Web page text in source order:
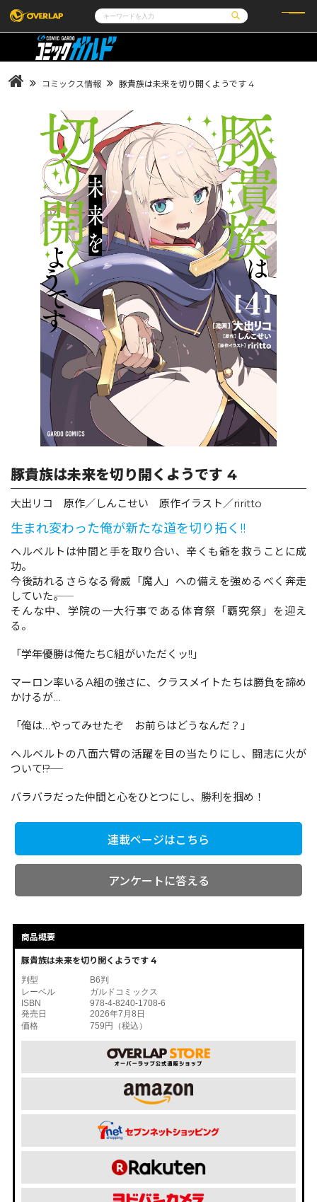
コミック
LiQulle
ライトノベル
ノベルスf
ポケットモンスター
アニメ
ゲーム
オーバーラップ広報室
企業
会社概要
採用情報
アクセス
オーバーラップホールディングス
お問い合わせはこちら
オーバーラップ文庫
オーバーラップノベルス
オーバーラップノベルスf
ロサージュノベルス
コミックガルド
コミッククリエ
リキューレ
コミックパルフェ
コミックエッセイ
コミックス情報 豚貴族は未来を切り開くようです 4
豚貴族は未来を切り開くようです 4
大出リコ 原作／しんこせい 原作イラスト／riritto
生まれ変わった俺が新たな道を切り拓く!!
ヘルベルトは仲間と手を取り合い、辛くも爺を救うことに成
功。
今後訪れるさらなる脅威「魔人」への備えを強めるべく奔走
していた――。
そんな中、学院の一大行事である体育祭「覇究祭」を迎え
る。
「学年優勝は俺たちC組がいただくッ!!」
マーロン率いるA組の強さに、クラスメイトたちは勝負を諦め
かけるが…
「俺は…やってみせたぞ お前らはどうなんだ？」
ヘルベルトの八面六臂の活躍を目の当たりにし、闘志に火が
ついて――!?
バラバラだった仲間と心をひとつにし、勝利を掴め！
連載ページはこちら
アンケートに答える
商品概要
豚貴族は未来を切り開くようです 4
判型
B6判
レーベル
ガルドコミックス
ISBN
978-4-8240-1708-6
発売日
2026年7月8日
価格
759円（税込）